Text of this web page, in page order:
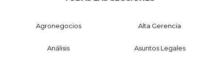
Agronegocios Alta Gerencia
Análisis Asuntos Legales